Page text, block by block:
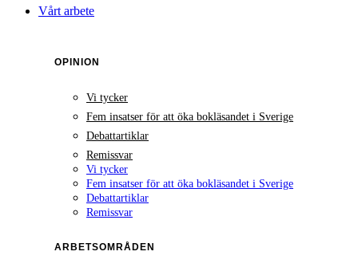
Vårt arbete
OPINION
Vi tycker
Fem insatser för att öka bokläsandet i Sverige
Debattartiklar
Remissvar
Vi tycker
Fem insatser för att öka bokläsandet i Sverige
Debattartiklar
Remissvar
ARBETSOMRÅDEN